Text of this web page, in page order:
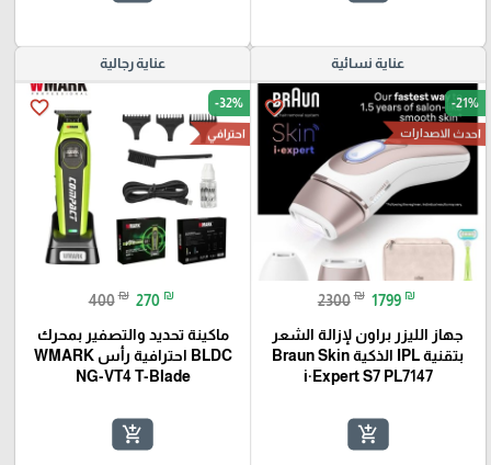
عناية نسائية
favorite_border -21%
احدث الاصدارات
2300 ₪ 1799 ₪
جهاز الليزر براون لإزالة الشعر
بتقنية IPL الذكية Braun Skin
i·Expert S7 PL7147
add_shopping_cart
عناية رجالية
favorite_border -32%
احترافي
400 ₪ 270 ₪
ماكينة تحديد والتصفير بمحرك
BLDC احترافية رأس WMARK
NG-VT4 T-Blade
add_shopping_cart